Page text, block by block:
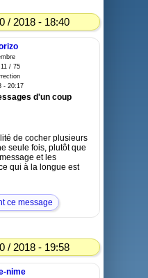
/ 2018 - 18:40
/ 75
- 20:17
d'un coup
de cocher plusieurs
seule fois, plutôt que
et les
qui à la longue est
ce message
/ 2018 - 19:58
nime